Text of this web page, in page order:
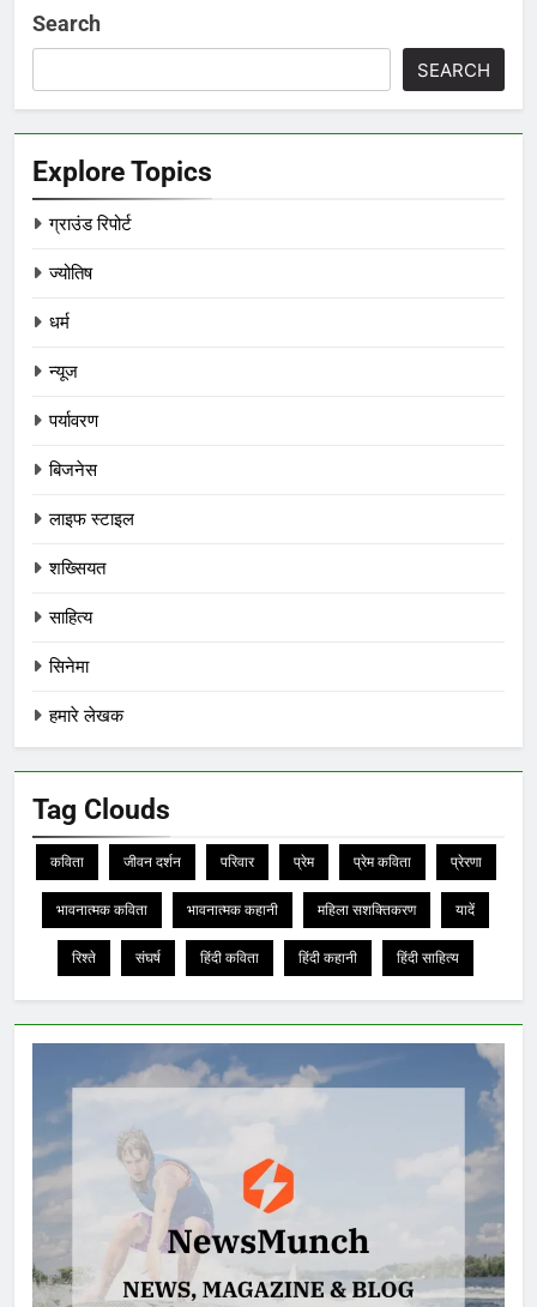
Search
SEARCH
Explore Topics
ग्राउंड रिपोर्ट
ज्योतिष
धर्म
न्यूज
पर्यावरण
बिजनेस
लाइफ स्टाइल
शख्सियत
साहित्य
सिनेमा
हमारे लेखक
Tag Clouds
कविता जीवन दर्शन परिवार प्रेम प्रेम कविता प्रेरणा
भावनात्मक कविता भावनात्मक कहानी महिला सशक्तिकरण यादें
रिश्ते संघर्ष हिंदी कविता हिंदी कहानी हिंदी साहित्य